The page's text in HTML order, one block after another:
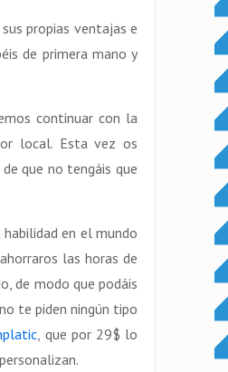
propias ventajas e
de primera mano y
continuar con la
local. Esta vez os
que no tengáis que
en el mundo
las horas de
de modo que podáis
te piden ningún tipo
, que por 29$ lo